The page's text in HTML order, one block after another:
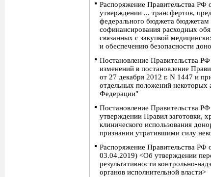
Распоряжение Правительства
утверждении ... трансфертов,
федерального бюджета бюджетам
софинансирования расходных
связанных с закупкой
и обеспечению безопасности
Постановление Правительства
изменений в постановление
от 27 декабря 2012 г. N 1447 и
отдельных положений некоторых
Федерации"
Постановление Правительства
утверждении Правил заготовки,
клинического использования
признании утратившими силу
Распоряжение Правительства
03.04.2019) <Об утверждении
результативности контрольно-
органов исполнительной власти>